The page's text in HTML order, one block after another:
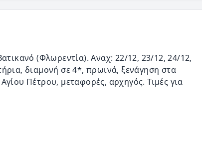
(Φλωρεντία). Αναχ: 22/12, 23/12, 24/12,
διαμονή σε 4*, πρωινά, ξενάγηση στα
Πέτρου, μεταφορές, αρχηγός. Τιμές για